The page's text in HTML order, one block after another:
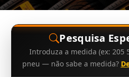
Pesquisa
Introduza a medida (ex: 205
pneu — não sabe a medida?